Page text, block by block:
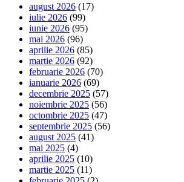
august 2026 (17)
iulie 2026 (99)
iunie 2026 (95)
mai 2026 (96)
aprilie 2026 (85)
martie 2026 (92)
februarie 2026 (70)
ianuarie 2026 (69)
decembrie 2025 (57)
noiembrie 2025 (56)
octombrie 2025 (47)
septembrie 2025 (56)
august 2025 (41)
mai 2025 (4)
aprilie 2025 (10)
martie 2025 (11)